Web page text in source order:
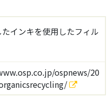
インキを使用したフィル
ospnews/20